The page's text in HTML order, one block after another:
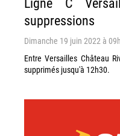
suppressions
Dimanche 19 juin 2022 à
Entre Versailles Château
supprimés jusqu'à 12h30.